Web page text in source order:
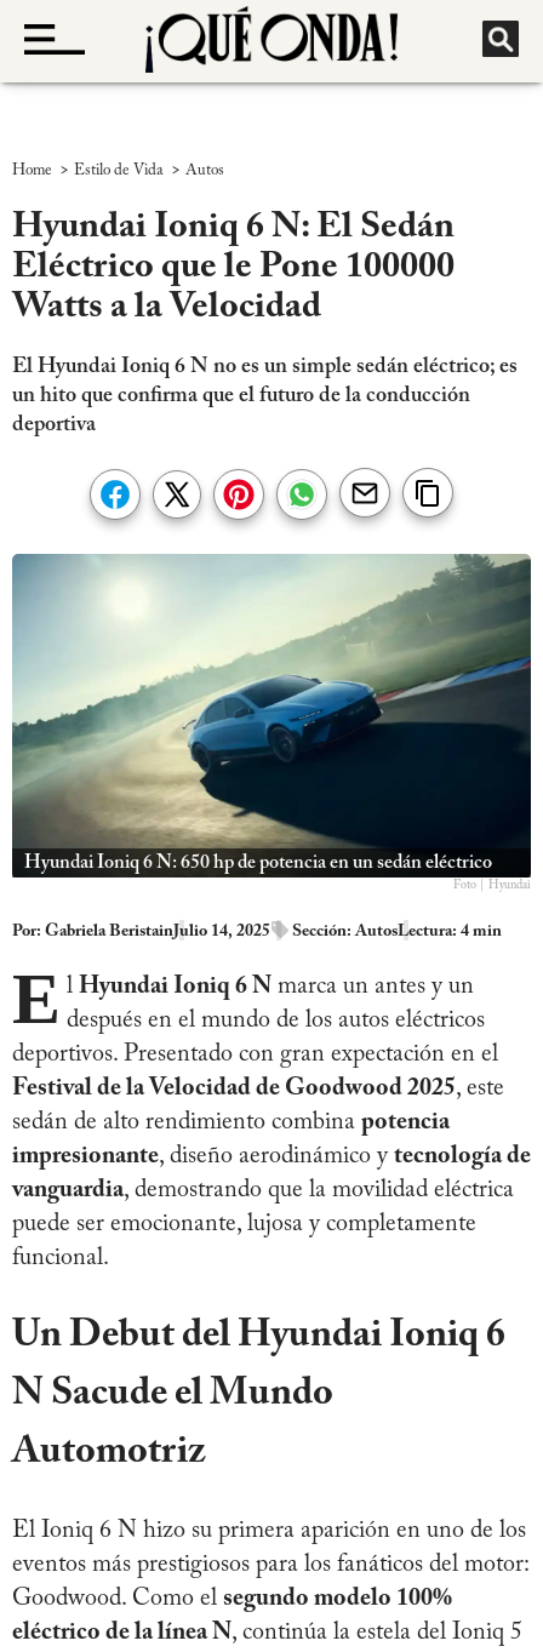
Home > Estilo de Vida > Autos
Hyundai Ioniq 6 N: El Sedán
Eléctrico que le Pone 100000
Watts a la Velocidad
El Hyundai Ioniq 6 N no es un simple sedán eléctrico; es
un hito que confirma que el futuro de la conducción
deportiva
Hyundai Ioniq 6 N: 650 hp de potencia en un sedán eléctrico
Foto | Hyundai
Por: Gabriela Beristain Julio 14, 2025 Sección:AutosLectura: 4 min
E l Hyundai Ioniq 6 N marca un antes y un
después en el mundo de los autos eléctricos
deportivos. Presentado con gran expectación en el
Festival de la Velocidad de Goodwood 2025, este
sedán de alto rendimiento combina potencia
impresionante, diseño aerodinámico y tecnología de
vanguardia, demostrando que la movilidad eléctrica
puede ser emocionante, lujosa y completamente
funcional.
Un Debut del Hyundai Ioniq 6
N Sacude el Mundo
Automotriz
El Ioniq 6 N hizo su primera aparición en uno de los
eventos más prestigiosos para los fanáticos del motor:
Goodwood. Como el segundo modelo 100%
eléctrico de la línea N, continúa la estela del Ioniq 5